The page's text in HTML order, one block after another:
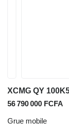
XCMG QY
56 790 000 FCFA
Grue mobile